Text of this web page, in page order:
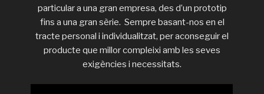
particular a una gran empresa, des d’un prototip
fins a una gran sèrie. Sempre basant-nos en el
tracte personal i individualitzat, per aconseguir el
producte que millor compleixi amb les seves
exigències i necessitats.